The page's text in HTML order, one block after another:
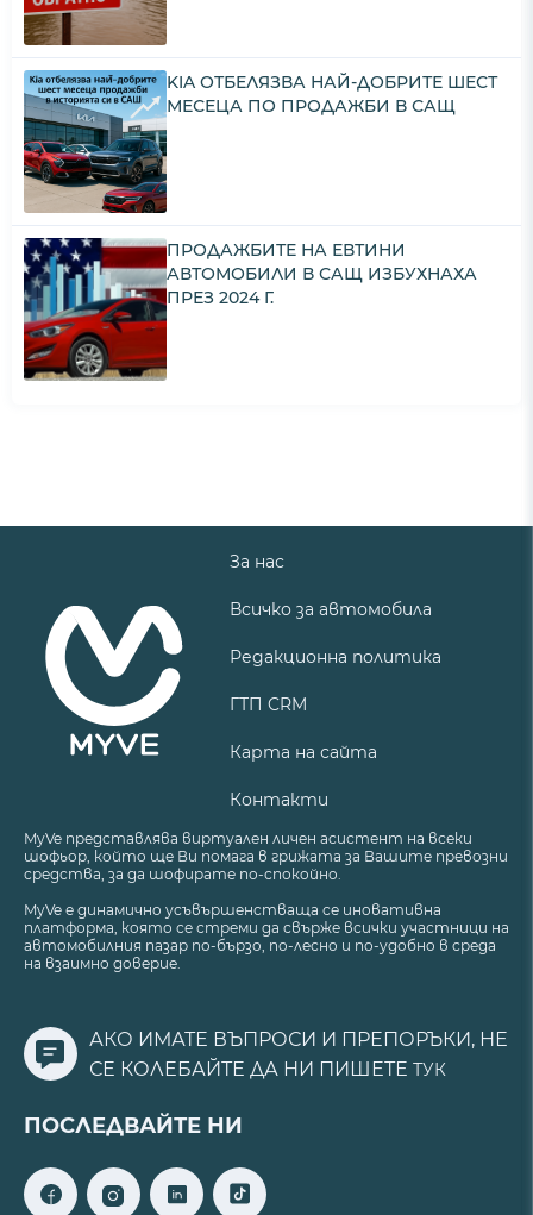
KIA ОТБЕЛЯЗВА НАЙ-ДОБРИТЕ ШЕСТ
МЕСЕЦА ПО ПРОДАЖБИ В САЩ
ПРОДАЖБИТЕ НА ЕВТИНИ
АВТОМОБИЛИ В САЩ ИЗБУХНАХА
ПРЕЗ 2024 Г.
За нас
Всичко за автомобила
Редакционна политика
ГТП CRM
Карта на сайта
Контакти
MyVe представлява виртуален личен асистент на всеки
шофьор, който ще Ви помага в грижата за Вашите превозни
средства, за да шофирате по-спокойно.
MyVe е динамично усъвършенстваща се иновативна
платформа, която се стреми да свърже всички участници на
автомобилния пазар по-бързо, по-лесно и по-удобно в среда
на взаимно доверие.
АКО ИМАТЕ ВЪПРОСИ И ПРЕПОРЪКИ, НЕ
СЕ КОЛЕБАЙТЕ ДА НИ ПИШЕТЕ ТУК
ПОСЛЕДВАЙТЕ НИ